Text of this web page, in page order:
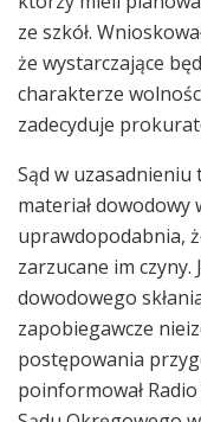
ze szkół.
że wystarczające
charakterze
zadecyduje
Sąd w uzasadnieniu
materiał
uprawdopodabnia,
zarzucane im czyny.
dowodowego
zapobiegawcze
postępowania
poinformował